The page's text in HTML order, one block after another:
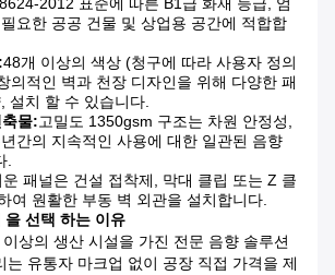
2012 표준에 따른 B1급 화재 등급, 엄
요한 공공 건물 및 상업용 공간에 적합합
48개 이상의 색상 (청구에 따라 사용자 정의
의적인 벽과 천장 디자인을 위해 다양한 패
설치 할 수 있습니다.
물:고밀도 1350gsm 구조는 차원 안정성,
간의 지속적인 사용에 대한 일관된 음향
.
운 패널은 건설 접착제, 막대 클립 또는 Z 클
여 원활한 부동 벽 외관을 설치합니다.
을 선택 하는 이유
상의 생산 시설을 가진 전문 음향 솔루션
는 유통자 마크업 없이 공장 직접 가격을 제